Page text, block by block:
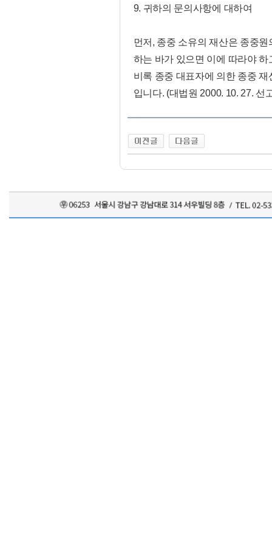
9. 귀하의 문의사항에 대하여
먼저, 종중 소유의 재산은 종중
하는 바가 있으면 이에 따라야
비록 종중 대표자에 의한 종중
입니다. (대법원 2000. 10. 27. 선